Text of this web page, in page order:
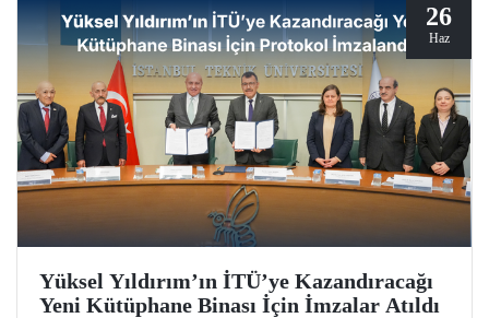
26
Haz
Yüksel Yıldırım’ın İTÜ’ye Kazandıracağı
Yeni Kütüphane Binası İçin İmzalar Atıldı